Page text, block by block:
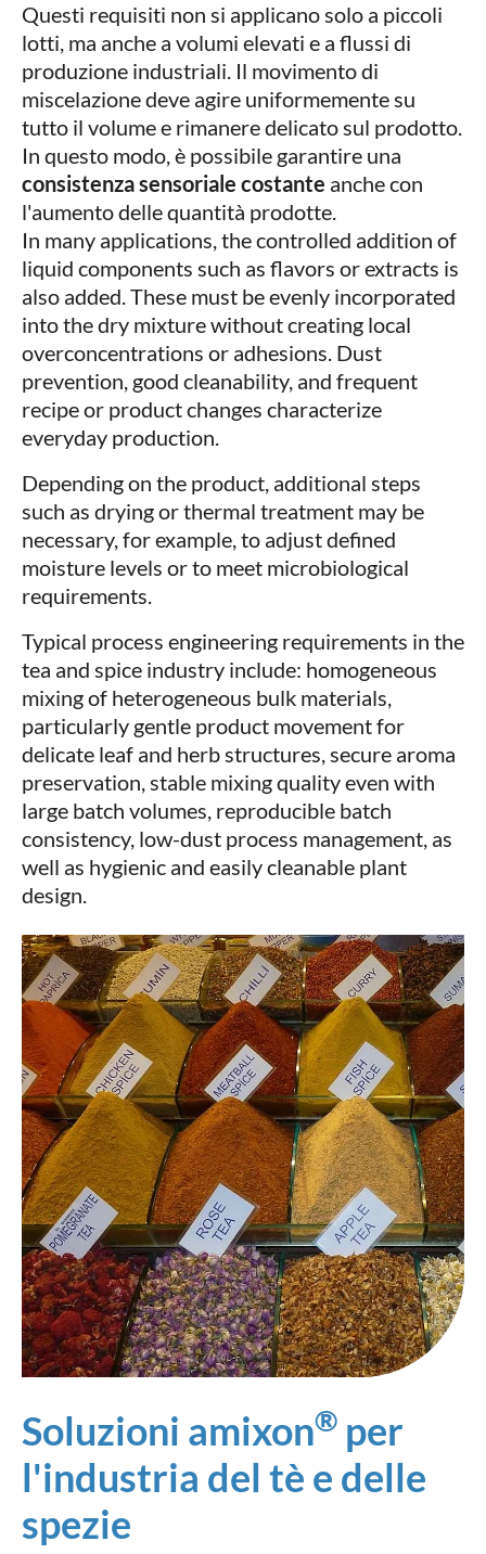
Questi requisiti non si applicano solo a piccoli
lotti, ma anche a volumi elevati e a flussi di
produzione industriali. Il movimento di
miscelazione deve agire uniformemente su
tutto il volume e rimanere delicato sul prodotto.
In questo modo, è possibile garantire una
consistenza sensoriale costante anche con
l'aumento delle quantità prodotte.
In many applications, the controlled addition of
liquid components such as flavors or extracts is
also added. These must be evenly incorporated
into the dry mixture without creating local
overconcentrations or adhesions. Dust
prevention, good cleanability, and frequent
recipe or product changes characterize
everyday production.
Depending on the product, additional steps
such as drying or thermal treatment may be
necessary, for example, to adjust defined
moisture levels or to meet microbiological
requirements.
Typical process engineering requirements in the
tea and spice industry include: homogeneous
mixing of heterogeneous bulk materials,
particularly gentle product movement for
delicate leaf and herb structures, secure aroma
preservation, stable mixing quality even with
large batch volumes, reproducible batch
consistency, low-dust process management, as
well as hygienic and easily cleanable plant
design.
Soluzioni amixon® per
l'industria del tè e delle
spezie